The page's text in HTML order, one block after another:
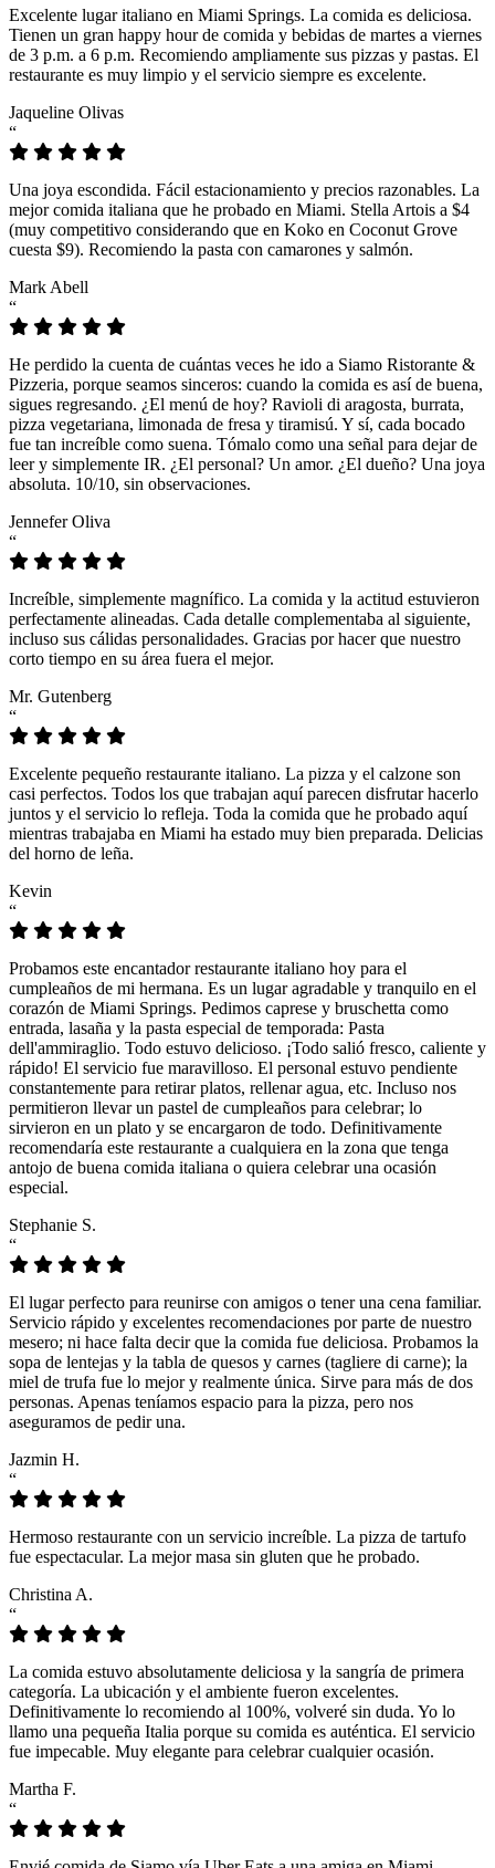
Excelente lugar italiano en Miami Springs. La comida es deliciosa.
Tienen un gran happy hour de comida y bebidas de martes a viernes
de 3 p.m. a 6 p.m. Recomiendo ampliamente sus pizzas y pastas. El
restaurante es muy limpio y el servicio siempre es excelente.
Jaqueline Olivas
“
Una joya escondida. Fácil estacionamiento y precios razonables. La
mejor comida italiana que he probado en Miami. Stella Artois a $4
(muy competitivo considerando que en Koko en Coconut Grove
cuesta $9). Recomiendo la pasta con camarones y salmón.
Mark Abell
“
He perdido la cuenta de cuántas veces he ido a Siamo Ristorante &
Pizzeria, porque seamos sinceros: cuando la comida es así de buena,
sigues regresando. ¿El menú de hoy? Ravioli di aragosta, burrata,
pizza vegetariana, limonada de fresa y tiramisú. Y sí, cada bocado
fue tan increíble como suena. Tómalo como una señal para dejar de
leer y simplemente IR. ¿El personal? Un amor. ¿El dueño? Una joya
absoluta. 10/10, sin observaciones.
Jennefer Oliva
“
Increíble, simplemente magnífico. La comida y la actitud estuvieron
perfectamente alineadas. Cada detalle complementaba al siguiente,
incluso sus cálidas personalidades. Gracias por hacer que nuestro
corto tiempo en su área fuera el mejor.
Mr. Gutenberg
“
Excelente pequeño restaurante italiano. La pizza y el calzone son
casi perfectos. Todos los que trabajan aquí parecen disfrutar hacerlo
juntos y el servicio lo refleja. Toda la comida que he probado aquí
mientras trabajaba en Miami ha estado muy bien preparada. Delicias
del horno de leña.
Kevin
“
Probamos este encantador restaurante italiano hoy para el
cumpleaños de mi hermana. Es un lugar agradable y tranquilo en el
corazón de Miami Springs. Pedimos caprese y bruschetta como
entrada, lasaña y la pasta especial de temporada: Pasta
dell'ammiraglio. Todo estuvo delicioso. ¡Todo salió fresco, caliente y
rápido! El servicio fue maravilloso. El personal estuvo pendiente
constantemente para retirar platos, rellenar agua, etc. Incluso nos
permitieron llevar un pastel de cumpleaños para celebrar; lo
sirvieron en un plato y se encargaron de todo. Definitivamente
recomendaría este restaurante a cualquiera en la zona que tenga
antojo de buena comida italiana o quiera celebrar una ocasión
especial.
Stephanie S.
“
El lugar perfecto para reunirse con amigos o tener una cena familiar.
Servicio rápido y excelentes recomendaciones por parte de nuestro
mesero; ni hace falta decir que la comida fue deliciosa. Probamos la
sopa de lentejas y la tabla de quesos y carnes (tagliere di carne); la
miel de trufa fue lo mejor y realmente única. Sirve para más de dos
personas. Apenas teníamos espacio para la pizza, pero nos
aseguramos de pedir una.
Jazmin H.
“
Hermoso restaurante con un servicio increíble. La pizza de tartufo
fue espectacular. La mejor masa sin gluten que he probado.
Christina A.
“
La comida estuvo absolutamente deliciosa y la sangría de primera
categoría. La ubicación y el ambiente fueron excelentes.
Definitivamente lo recomiendo al 100%, volveré sin duda. Yo lo
llamo una pequeña Italia porque su comida es auténtica. El servicio
fue impecable. Muy elegante para celebrar cualquier ocasión.
Martha F.
“